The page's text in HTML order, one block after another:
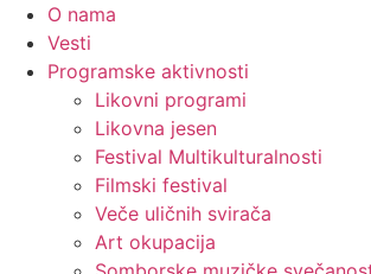
O nama
Vesti
Programske aktivnosti
Likovni programi
Likovna jesen
Festival Multikulturalnosti
Filmski festival
Veče uličnih svirača
Art okupacija